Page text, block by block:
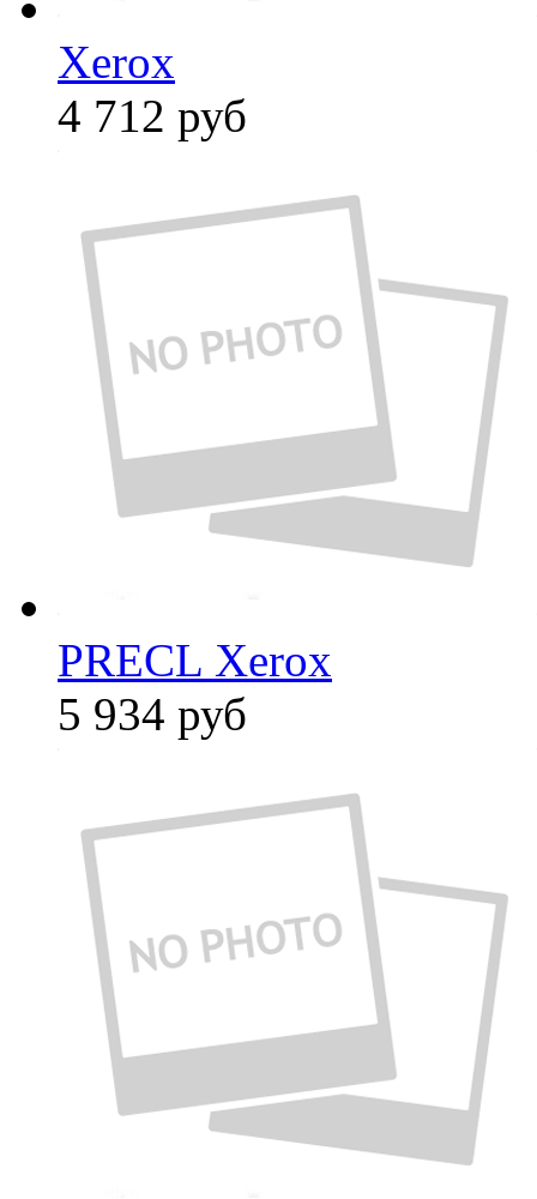
Xerox
4 712 руб
PRECL Xerox
5 934 руб